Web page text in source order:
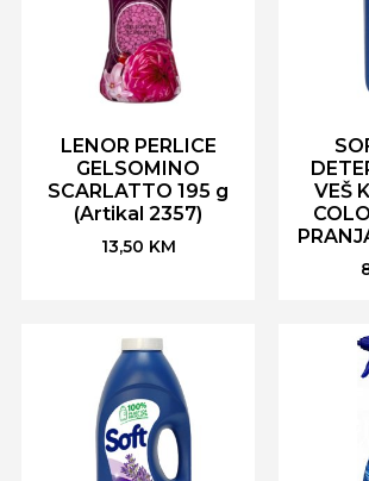
LENOR PERLICE
GELSOMINO
SCARLATTO 195 g
(Artikal 2357)
13,50 KM
VEŠ